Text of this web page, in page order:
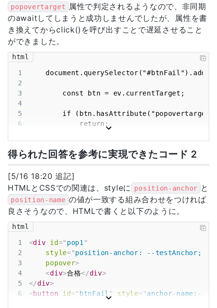
popovertarget
属性で判定されるようなので、非同期
のawaitしてしまうと成功しませんでしたが、属性を書
き換えてからclick()を呼び出すことで遅延させること
ができました。
html
1
2
3
4
5
6
8
9
        btn.innerText = "処理中";
10
11
12
        if (result) {
13
14
        }
15
        else {
16
18
19
20
21
    });
得られた回答を参考に実現できたコード 2
[5/16 18:20 追記]
HTMLとCSSでの関連は、styleに
position-anchor と
position-name の値が一致する組み合わせをつければ
良さそうなので、HTMLで書くと以下のように。
html
1 <div id=" pop1 "
2
style="position-anchor : --testAnchor ;
3
popover>
4
<div>合格</div>
5
</div>
6
<button id=" btnFail " style="anchor-name : --